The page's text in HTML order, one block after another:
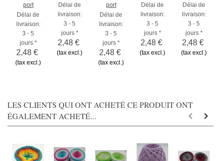
port
Délai de
livraison:
3 - 5
jours *
2,48 €
(tax excl.)
Délai de
livraison:
3 - 5
jours *
2,48 €
(tax excl.)
port
Délai de
livraison:
3 - 5
jours *
2,48 €
(tax excl.)
Délai de
livraison:
3 - 5
jours *
2,48 €
(tax excl.)
Délai de
livraison:
3 - 5
jours *
2,48 €
(tax excl.)
LES CLIENTS QUI ONT ACHETÉ CE PRODUIT ONT
ÉGALEMENT ACHETÉ...